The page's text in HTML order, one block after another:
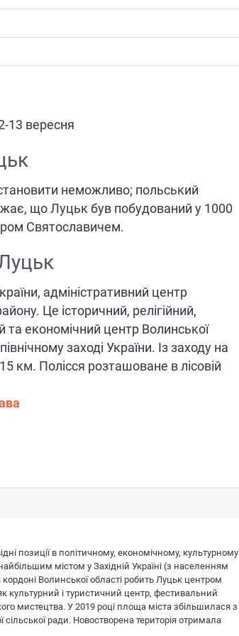
13 вересня
неможливо; польський
що Луцьк був побудований у 1000
Святославичем.
адміністративний центр
Це історичний, релігійний,
та економічний центр Волинської
заході України. Із заходу на
км. Полісся розташоване в лісовій
позиції в політичному, економічному, культурному
містом у Західній Україні (з населенням
Волинської області робить Луцьк центром
культурний і туристичний центр, фестивальний
мистецтва. У 2019 році площа міста збільшилася з
ради. Новостворена територія отримала